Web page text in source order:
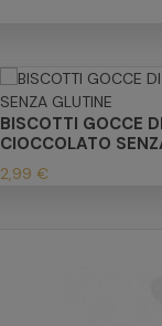
BISCOTTI GOCCE DI
CIOCCOLATO
2,99 €